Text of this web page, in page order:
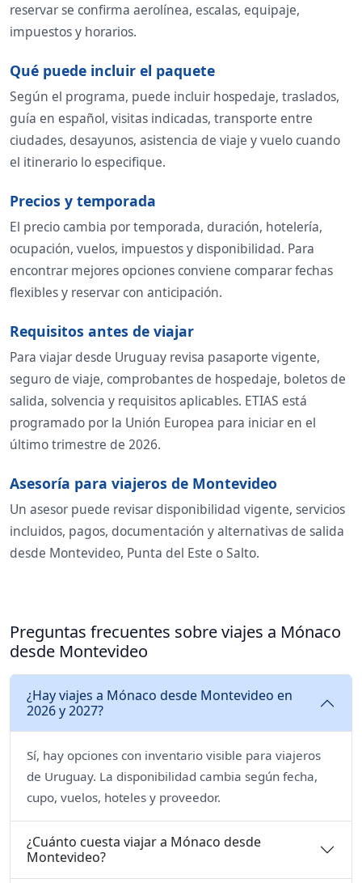
reservar se confirma aerolínea, escalas, equipaje,
impuestos y horarios.
Qué puede incluir el paquete
Según el programa, puede incluir hospedaje, traslados,
guía en español, visitas indicadas, transporte entre
ciudades, desayunos, asistencia de viaje y vuelo cuando
el itinerario lo especifique.
Precios y temporada
El precio cambia por temporada, duración, hotelería,
ocupación, vuelos, impuestos y disponibilidad. Para
encontrar mejores opciones conviene comparar fechas
flexibles y reservar con anticipación.
Requisitos antes de viajar
Para viajar desde Uruguay revisa pasaporte vigente,
seguro de viaje, comprobantes de hospedaje, boletos de
salida, solvencia y requisitos aplicables. ETIAS está
programado por la Unión Europea para iniciar en el
último trimestre de 2026.
Asesoría para viajeros de Montevideo
Un asesor puede revisar disponibilidad vigente, servicios
incluidos, pagos, documentación y alternativas de salida
desde Montevideo, Punta del Este o Salto.
Preguntas frecuentes sobre viajes a Mónaco
desde Montevideo
¿Hay viajes a Mónaco desde Montevideo en
2026 y 2027?
Sí, hay opciones con inventario visible para viajeros
de Uruguay. La disponibilidad cambia según fecha,
cupo, vuelos, hoteles y proveedor.
¿Cuánto cuesta viajar a Mónaco desde
Montevideo?